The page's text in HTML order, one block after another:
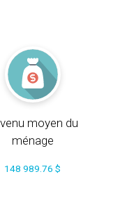
moyen du
ménage
148 989.76 $